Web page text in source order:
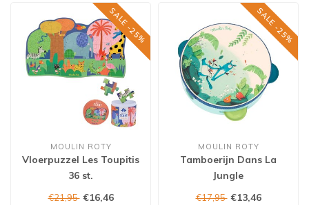
SALE -25%
MOULIN ROTY
Vloerpuzzel Les Toupitis
36 st.
€21,95 €16,46
SALE -25%
MOULIN ROTY
Tamboerijn Dans La
Jungle
€17,95 €13,46